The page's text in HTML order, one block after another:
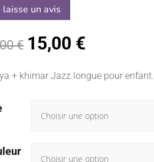
sur
laisse un avis
€ Le
prix
initial
était :
15,00 €
actuel
est :
+ khimar Jazz longue pour enfant.